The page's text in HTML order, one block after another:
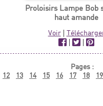
Proloisirs Lampe Bob
haut amande
Voir|
|
|
Pages :
12 13 14 15 16 17 18 19